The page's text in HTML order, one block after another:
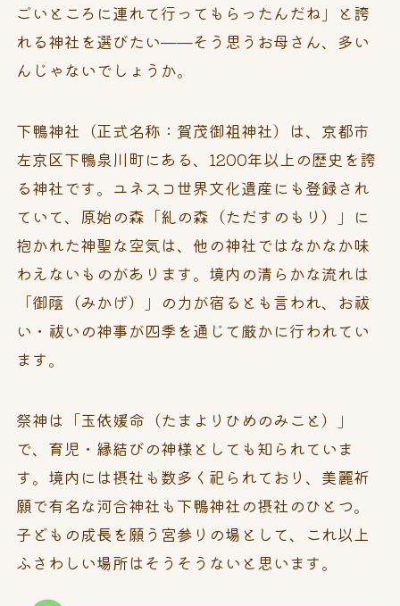
ごいところに連れて行ってもらったんだね」と誇
れる神社を選びたい——そう思うお母さん、多い
んじゃないでしょうか。
下鴨神社（正式名称：賀茂御祖神社）は、京都市
左京区下鴨泉川町にある、1200年以上の歴史を誇
る神社です。ユネスコ世界文化遺産にも登録され
ていて、原始の森「糺の森（ただすのもり）」に
抱かれた神聖な空気は、他の神社ではなかなか味
わえないものがあります。境内の清らかな流れは
「御蔭（みかげ）」の力が宿るとも言われ、お祓
い・祓いの神事が四季を通じて厳かに行われてい
ます。
祭神は「玉依媛命（たまよりひめのみこと）」
で、育児・縁結びの神様としても知られていま
す。境内には摂社も数多く祀られており、美麗祈
願で有名な河合神社も下鴨神社の摂社のひとつ。
子どもの成長を願う宮参りの場として、これ以上
ふさわしい場所はそうそうないと思います。